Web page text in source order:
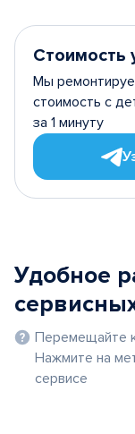
Стоимость
Мы
стоимость с
за 1 минуту
Удобное
Перемещайте
Нажмите на
сервисе